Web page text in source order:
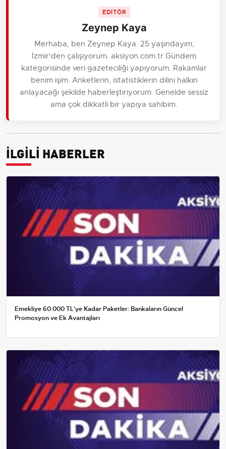
EDİTÖR
Zeynep Kaya
Merhaba, ben Zeynep Kaya. 25 yaşındayım,
İzmir'den çalışıyorum. aksiyon.com.tr Gündem
kategorisinde veri gazeteciliği yapıyorum. Rakamlar
benim işim. Anketlerin, istatistiklerin dilini halkın
anlayacağı şekilde haberleştiriyorum. Genelde sessiz
ama çok dikkatli bir yapıya sahibim.
İLGİLİ HABERLER
Emekliye 60.000 TL'ye Kadar Paketler: Bankaların Güncel
Promosyon ve Ek Avantajları